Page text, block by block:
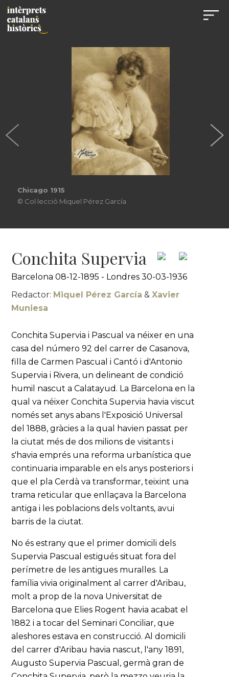
Chicago 1915
© Col·lecció Miquel Pérez García
Conchita Supervia
Barcelona 08-12-1895 - Londres 30-03-1936
Redactor: Miquel Pérez García &Xavier
Muniesa
Conchita Supervia i Pascual va néixer en una
casa del número 92 del carrer de Casanova,
filla de Carmen Pascual i Cantó i d'Antonio
Supervia i Rivera, un delineant de condició
humil nascut a Calatayud. La Barcelona en la
qual va néixer Conchita Supervia havia viscut
només set anys abans l'Exposició Universal
del 1888, gràcies a la qual havien passat per
la ciutat més de dos milions de visitants i
s'havia emprés una reforma urbanística que
continuaria imparable en els anys posteriors i
que el pla Cerdà va transformar, teixint una
trama reticular que enllaçava la Barcelona
antiga i les poblacions dels voltants, avui
barris de la ciutat.
No és estrany que el primer domicili dels
Supervia Pascual estigués situat fora del
perímetre de les antigues muralles. La
família vivia originalment al carrer d'Aribau,
molt a prop de la nova Universitat de
Barcelona que Elies Rogent havia acabat el
1882 i a tocar del Seminari Conciliar, que
aleshores estava en construcció. Al domicili
del carrer d'Aribau havia nascut, l'any 1891,
Augusto Supervia Pascual, germà gran de